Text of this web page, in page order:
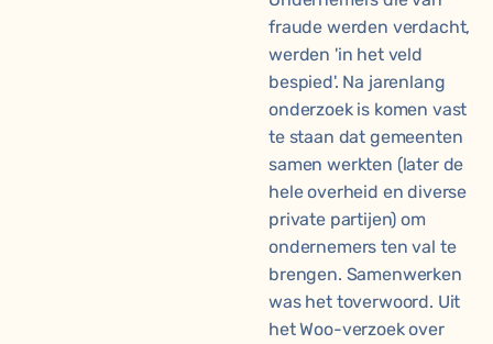
fraude werden verdacht,
werden 'in het veld
bespied'. Na jarenlang
onderzoek is komen vast
te staan dat gemeenten
samen werkten (later de
hele overheid en diverse
private partijen) om
ondernemers ten val te
brengen. Samenwerken
was het toverwoord. Uit
het Woo-verzoek over